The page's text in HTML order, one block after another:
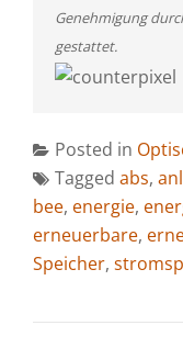
Genehmigung
gestattet.
Posted in
Tagged abs,
bee, energie,
erneuerbare,
Speicher,